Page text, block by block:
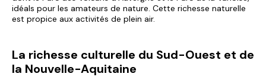
idéals pour les amateurs de nature. Cette richesse naturelle
est propice aux activités de plein air.
La richesse culturelle du Sud-Ouest et de
la Nouvelle-Aquitaine